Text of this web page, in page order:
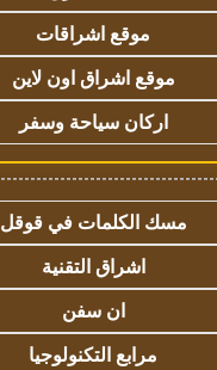
موقع اشراقات
موقع اشراق اون لاين
اركان سياحة وسفر
مسك الكلمات في قوقل
اشراق التقنية
ان سفن
مرابع التكنولوجيا